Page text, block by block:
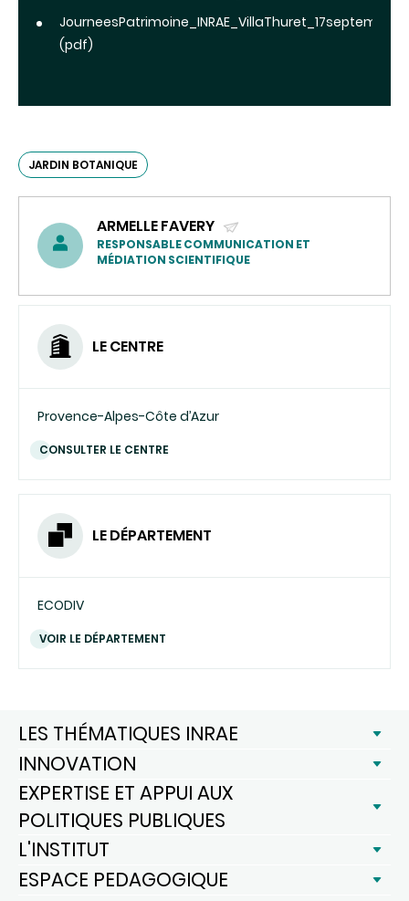
(pdf)
JARDIN BOTANIQUE
ARMELLE FAVERY
(ENVOYER
UN
RESPONSABLE COMMUNICATION ET
MÉDIATION SCIENTIFIQUE
LE CENTRE
Provence-Alpes-Côte d’Azur
CONSULTER LE CENTRE
LE DÉPARTEMENT
ECODIV
VOIR LE DÉPARTEMENT
LES THÉMATIQUES INRAE
INNOVATION
EXPERTISE ET APPUI AUX
POLITIQUES PUBLIQUES
L'INSTITUT
ESPACE PEDAGOGIQUE